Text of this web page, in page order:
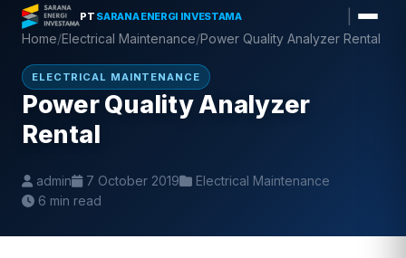
PT SARANA ENERGI INVESTAMA
Skip
Home/Electrical Maintenance/Power Quality Analyzer Rental
ELECTRICAL MAINTENANCE
Power Quality Analyzer
Rental
admin 7 October 2019
Electrical Maintenance
6 min read